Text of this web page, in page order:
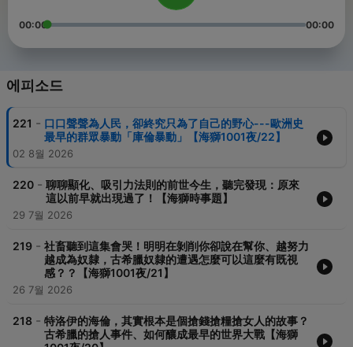
00:00 00:00
에피소드
221 - 口口聲聲為人民，卻終究只為了自己的野心---歐洲史
最早的群眾暴動「庫倫暴動」【海獅1001夜/22】
02 8월 2026
220 - 聊聊顯化、吸引力法則的前世今生，聽完發現：原來
這以前早就出現過了！【海獅時事題】
29 7월 2026
219 - 社畜聽到這集會哭！明明在剝削你卻說在幫你、越努力
越成為奴隸，古希臘奴隸的遭遇怎麼可以這麼有既視
感？？【海獅1001夜/21】
26 7월 2026
218 - 特洛伊的海倫，其實根本是個搶錢搶糧搶女人的故事？
古希臘的搶人事件、如何釀成最早的世界大戰【海獅